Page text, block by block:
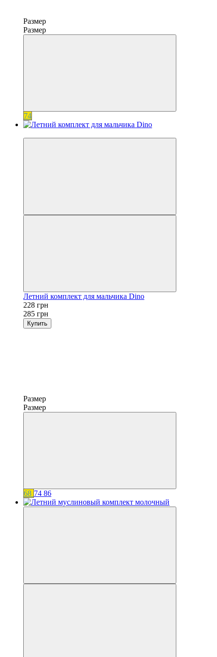
Размер
Размер
74
Летний комплект для мальчика Dino
228 грн
285 грн
Купить
Размер
Размер
68 74 86